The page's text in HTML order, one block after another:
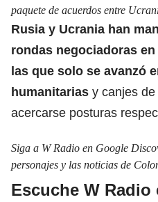
paquete de acuerdos entre
Rusia y Ucrania han
rondas negociadoras
las que solo se avanzó
humanitarias y canjes
acercarse posturas
Siga a W Radio en Google
personajes y las noticias de
Escuche W